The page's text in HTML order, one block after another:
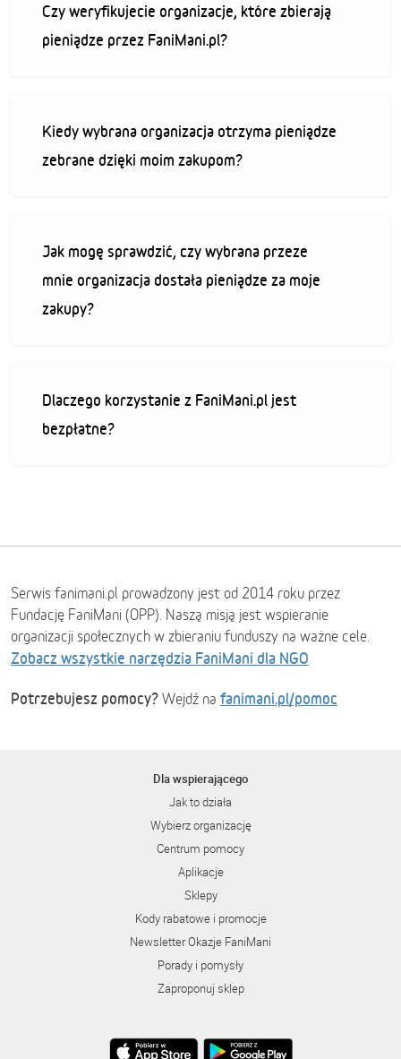
Czy weryfikujecie organizacje, które zbierają
pieniądze przez FaniMani.pl?
Kiedy wybrana organizacja otrzyma pieniądze
zebrane dzięki moim zakupom?
Jak mogę sprawdzić, czy wybrana przeze
mnie organizacja dostała pieniądze za moje
zakupy?
Dlaczego korzystanie z FaniMani.pl jest
bezpłatne?
Serwis fanimani.pl prowadzony jest od 2014 roku przez
Fundację FaniMani (OPP). Naszą misją jest wspieranie
organizacji społecznych w zbieraniu funduszy na ważne cele.
Zobacz wszystkie narzędzia FaniMani dla NGO
Potrzebujesz pomocy? Wejdź na fanimani.pl/pomoc
Dla wspierającego
Jak to działa
Wybierz organizację
Centrum pomocy
Aplikacje
Sklepy
Kody rabatowe i promocje
Newsletter Okazje FaniMani
Porady i pomysły
Zaproponuj sklep